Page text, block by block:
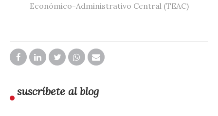
Económico-Administrativo Central (TEAC)
suscríbete al blog